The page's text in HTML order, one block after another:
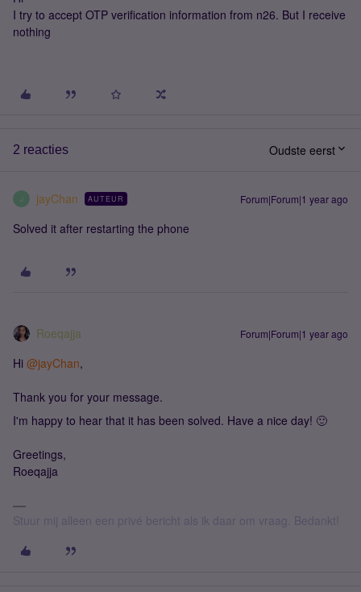
I try to accept OTP verification information from n26. But I receive
nothing
2 reacties Oudste eerst
J jayChan AUTEUR Forum|Forum|1 year ago
Solved it after restarting the phone
Roeqajja Forum|Forum|1 year ago
Hi @jayChan,
Thank you for your message.
I'm happy to hear that it has been solved. Have a nice day! 🙂
Greetings,
Roeqajja
Stuur mij alleen een privé bericht als ik daar om vraag. Bedankt!